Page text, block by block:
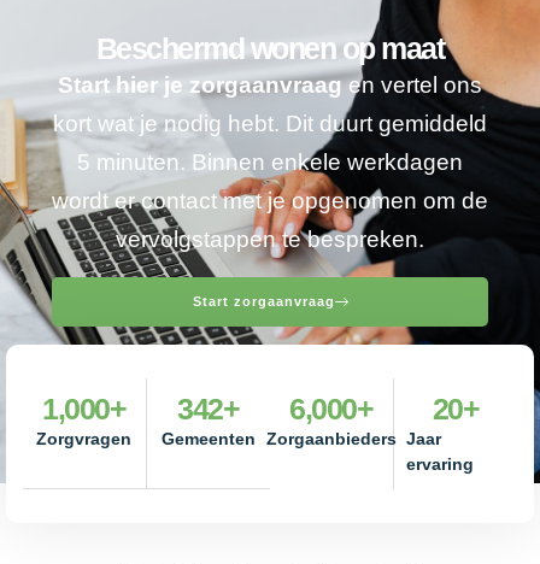
Beschermd wonen op maat
Start hier je zorgaanvraagen vertel ons
kort wat je nodig hebt. Dit duurt gemiddeld
5 minuten. Binnen enkele werkdagen
wordt er contact met je opgenomen om de
vervolgstappen te bespreken.
Start zorgaanvraag
Zorgvragen
1,000+
Gemeenten
342+
Zorgaanbieders
6,000+
Jaar
ervaring
20+